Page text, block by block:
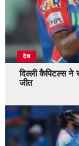
देश
दिल्ली कैपिटल्स ने
जीत